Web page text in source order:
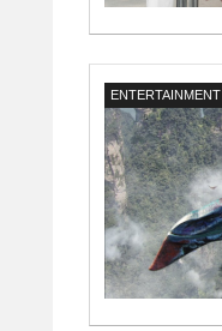
ENTERTAINMENT